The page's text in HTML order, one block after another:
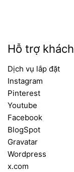
Bồn Cầu INAX
8.690.000
Hỗ trợ
Dịch vụ lắp đặt
Instagram
Pinterest
Youtube
Facebook
BlogSpot
Gravatar
Wordpress
x.com